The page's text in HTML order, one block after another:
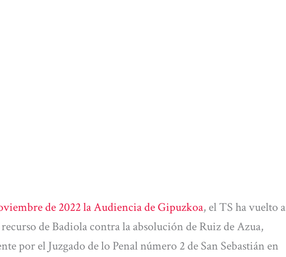
de 2022 la Audiencia de Gipuzkoa, el TS ha vuelto a
de Badiola contra la absolución de Ruiz de Azua,
por el Juzgado de lo Penal número 2 de San Sebastián en